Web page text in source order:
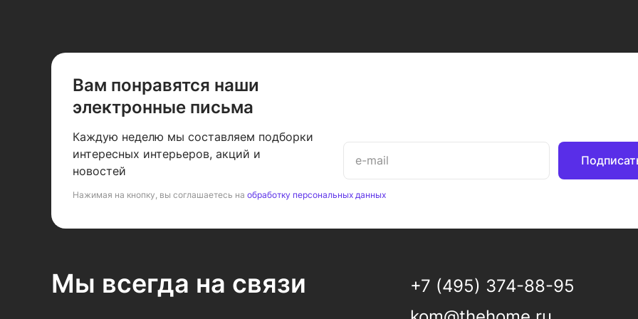
Вам понравятся наши
электронные письма
Каждую неделю мы составляем подборки
интересных интерьеров, акций и
новостей
Нажимая на кнопку, вы соглашаетесь на обработку персональных данных
Мы всегда на связи
+7 (495) 374-88-95